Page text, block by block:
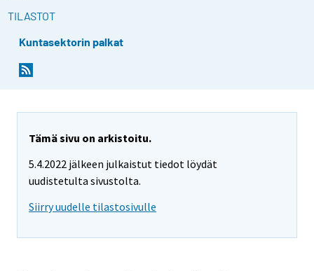
TILASTOT
Kuntasektorin palkat
Tämä sivu on arkistoitu.
5.4.2022 jälkeen julkaistut tiedot löydät
uudistetulta sivustolta.
Siirry uudelle tilastosivulle